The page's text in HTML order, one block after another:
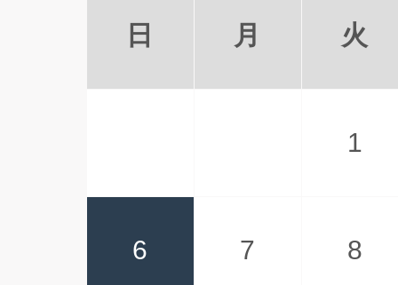
日 月 火
1
6 7 8